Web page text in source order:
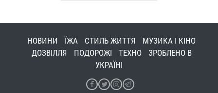
НОВИНИ ЇЖА СТИЛЬ ЖИТТЯ
МУЗИКА І КІНО
ДОЗВІЛЛЯ
ПОДОРОЖІ ТЕХНО
ЗРОБЛЕНО В
УКРАЇНІ